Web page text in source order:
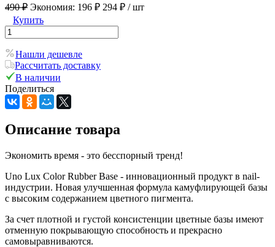
490 ₽ Экономия: 196 ₽ 294 ₽ / шт
Купить
Нашли дешевле
Рассчитать доставку
В наличии
Поделиться
Описание товара
Экономить время - это бесспорный тренд!
Uno Lux Color Rubber Base - инновационный продукт в nail-
индустрии. Новая улучшенная формула камуфлирующей базы
с высоким содержанием цветного пигмента.
За счет плотной и густой консистенции цветные базы имеют
отменную покрывающую способность и прекрасно
самовыравниваются.